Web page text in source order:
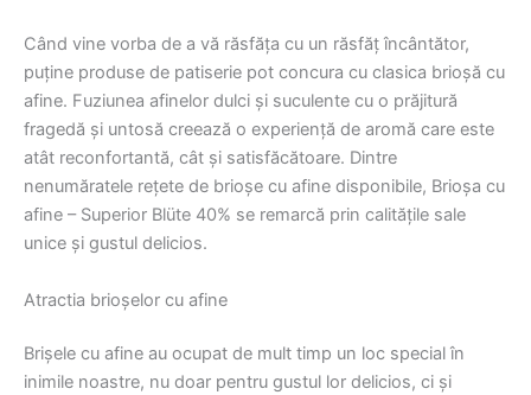
Când vine vorba de a vă răsfăța cu un răsfăț încântător,
puține produse de patiserie pot concura cu clasica brioșă cu
afine. Fuziunea afinelor dulci și suculente cu o prăjitură
fragedă și untosă creează o experiență de aromă care este
atât reconfortantă, cât și satisfăcătoare. Dintre
nenumăratele rețete de brioșe cu afine disponibile, Brioșa cu
afine – Superior Blüte 40% se remarcă prin calitățile sale
unice și gustul delicios.
Atractia brioșelor cu afine
Brișele cu afine au ocupat de mult timp un loc special în
inimile noastre, nu doar pentru gustul lor delicios, ci și